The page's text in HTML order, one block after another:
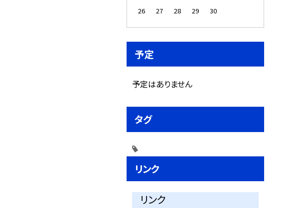
26
27 28 29 30
予定
予定はありません
タグ
リンク
リンク